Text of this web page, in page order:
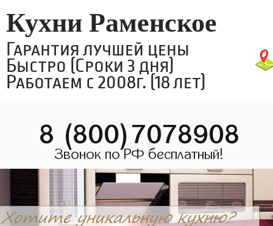
Кухни Раменское
Гарантия лучшей цены
Быстро (Сроки 3 дня)
Работаем с 2008г. (18 лет)
8 (800)7078908
Звонок по РФ бесплатный!